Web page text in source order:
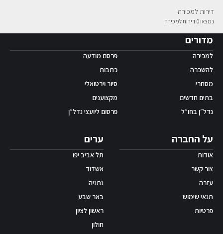
אפליקציית ‫Android
דירות למכירה
נמצאו 0 דירות למכירה
מדורים
למכירה
להשכרה
מסחרי
בתים חדשים
נדל״ן בחו״ל
פרסם מודעה
כתבות
סיור וירטואלי
מקצוענים
פרסום ליועצי נדל״ן
ערים
תל אביב יפו
אשדוד
נתניה
באר שבע
ראשון לציון
חולון
על החברה
אודות
צור קשר
עזרה
תנאי שימוש
פרטיות